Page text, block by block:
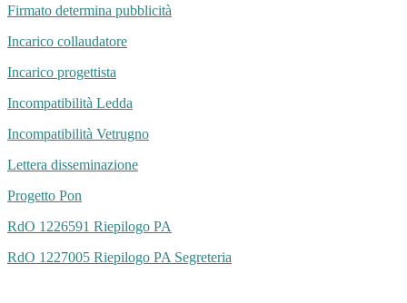
Firmato determina pubblicità
Incarico collaudatore
Incarico progettista
Incompatibilità Ledda
Incompatibilità Vetrugno
Lettera disseminazione
Progetto Pon
RdO 1226591 Riepilogo PA
RdO 1227005 Riepilogo PA Segreteria